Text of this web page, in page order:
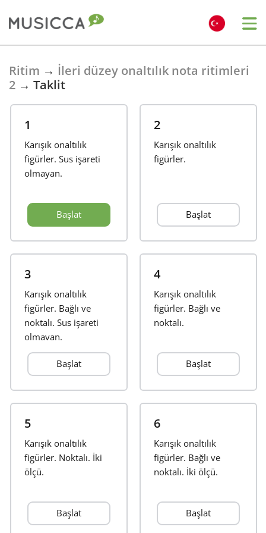
Deutsch
English
Español
Français
한국어
Italiano
日本語
Português
Ritim → İleri düzey onaltılık nota ritimleri
2 → Taklit
1
Karışık onaltılık
figürler. Sus işareti
olmayan.
Başlat
2
Karışık onaltılık
figürler.
Başlat
3
Karışık onaltılık
figürler. Bağlı ve
noktalı. Sus işareti
olmayan.
Başlat
4
Karışık onaltılık
figürler. Bağlı ve
noktalı.
Başlat
5
Karışık onaltılık
figürler. Noktalı. İki
ölçü.
Başlat
6
Karışık onaltılık
figürler. Bağlı ve
noktalı. İki ölçü.
Başlat